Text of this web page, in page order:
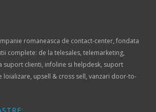
romaneasca de contact-center, fondata
complete: de la telesales, telemarketing,
suport clienti, infoline si helpdesk, suport
loializare, upsell & cross sell, vanzari door-to-